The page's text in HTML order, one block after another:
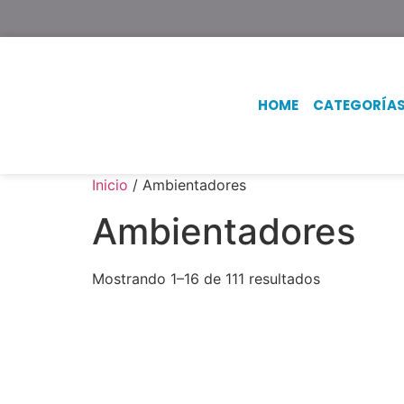
Texsal Venezuela –
HOME CATEGORÍAS
Inicio / Ambientadores
Ambientadores
Mostrando 1–16 de 111 resultados